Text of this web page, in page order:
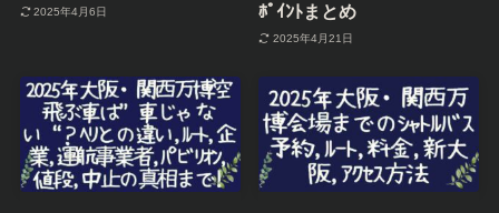
2025年4月6日
ﾎﾟｲﾝﾄまとめ
2025年4月21日